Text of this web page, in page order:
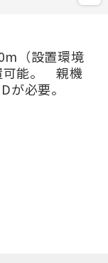
（設置環境
可能。 親機
が必要。